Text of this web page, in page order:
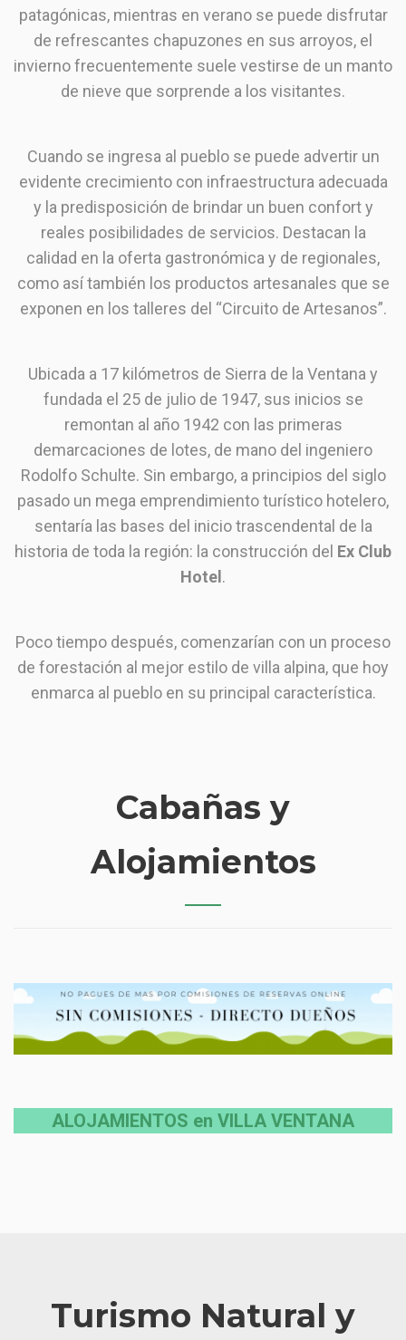
patagónicas, mientras en verano se puede disfrutar
de refrescantes chapuzones en sus arroyos, el
invierno frecuentemente suele vestirse de un manto
de nieve que sorprende a los visitantes.
Cuando se ingresa al pueblo se puede advertir un
evidente crecimiento con infraestructura adecuada
y la predisposición de brindar un buen confort y
reales posibilidades de servicios. Destacan la
calidad en la oferta gastronómica y de regionales,
como así también los productos artesanales que se
exponen en los talleres del “Circuito de Artesanos”.
Ubicada a 17 kilómetros de Sierra de la Ventana y
fundada el 25 de julio de 1947, sus inicios se
remontan al año 1942 con las primeras
demarcaciones de lotes, de mano del ingeniero
Rodolfo Schulte. Sin embargo, a principios del siglo
pasado un mega emprendimiento turístico hotelero,
sentaría las bases del inicio trascendental de la
historia de toda la región: la construcción del Ex Club
Hotel .
Poco tiempo después, comenzarían con un proceso
de forestación al mejor estilo de villa alpina, que hoy
enmarca al pueblo en su principal característica.
Cabañas y
Alojamientos
ALOJAMIENTOS en VILLA VENTANA
Turismo Natural y